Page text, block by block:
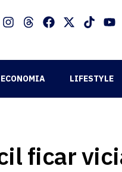
ECONOMIA LIFESTYLE
ficar